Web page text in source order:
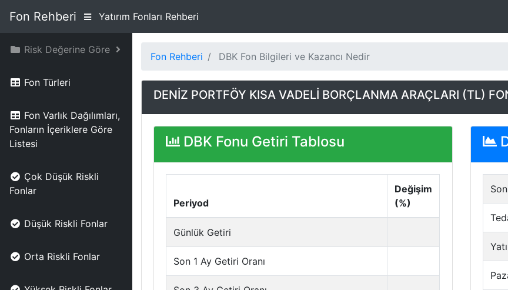
Fon Rehberi Yatırım Fonları Rehberi
Risk Değerine Göre
Fon Türleri
Fon Varlık Dağılımları,
Fonların İçeriklere Göre
Listesi
Çok Düşük Riskli
Fonlar
Düşük Riskli Fonlar
Orta Riskli Fonlar
Fon Rehberi DBK Fon Bilgileri ve Kazancı Nedir
DENİZ PORTFÖY KISA VADELİ BORÇLANMA ARAÇLARI (TL)
DBK Fonu Getiri Tablosu
Periyod
Değişim
(%)
Günlük Getiri
Son 1 Ay Getiri Oranı